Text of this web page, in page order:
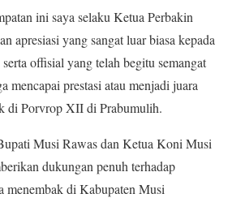
ini saya selaku Ketua Perbakin
apresiasi yang sangat luar biasa kepada
offisial yang telah begitu semangat
mencapai prestasi atau menjadi juara
di Porvrop XII di Prabumulih.
Musi Rawas dan Ketua Koni Musi
dukungan penuh terhadap
menembak di Kabupaten Musi